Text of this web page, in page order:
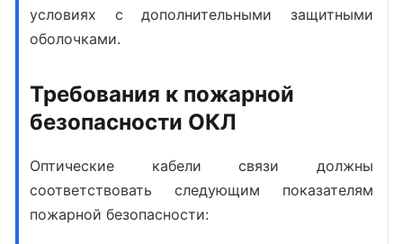
условиях с дополнительными защитными
оболочками.
Требования к пожарной
безопасности ОКЛ
Оптические кабели связи должны
соответствовать следующим показателям
пожарной безопасности: